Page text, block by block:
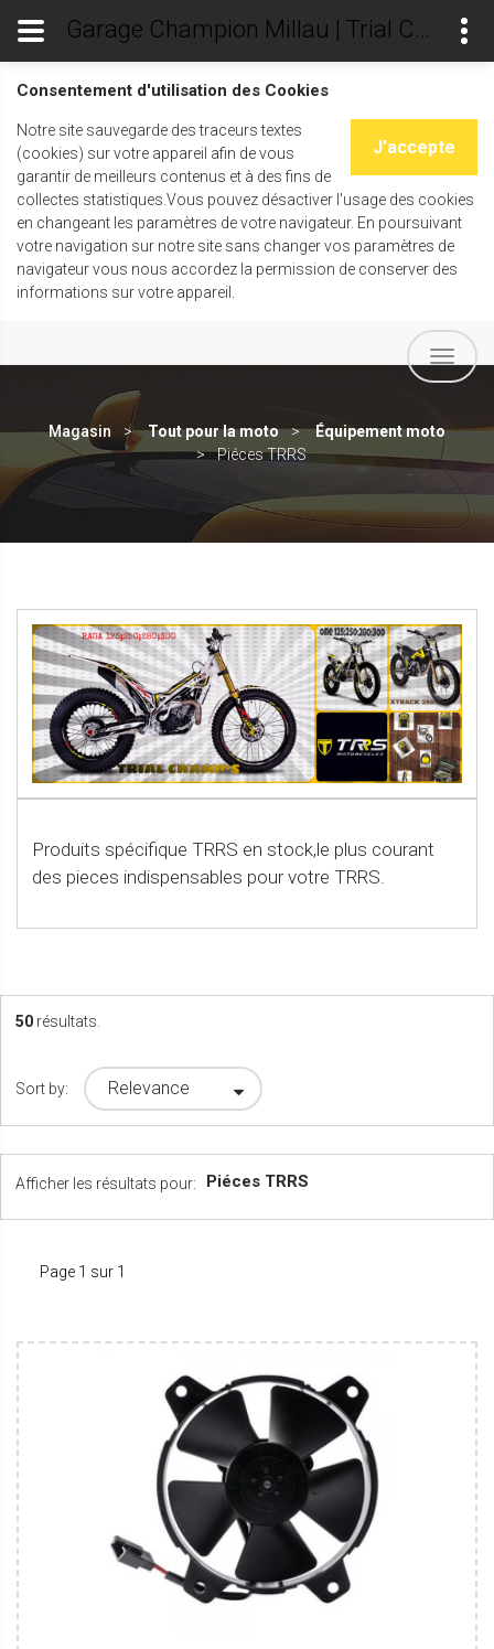
Consentement d'utilisation des Cookies
J'accepte
Notre site sauvegarde des traceurs textes
(cookies) sur votre appareil afin de vous
garantir de meilleurs contenus et à des fins de
collectes statistiques.Vous pouvez désactiver l'usage des cookies
en changeant les paramètres de votre navigateur. En poursuivant
votre navigation sur notre site sans changer vos paramètres de
navigateur vous nous accordez la permission de conserver des
informations sur votre appareil.
Garage Champion Millau | Trial Champ's
Magasin Tout pour la moto
Équipement moto
Piéces TRRS
Produits spécifique TRRS en stock,le plus courant
des pieces indispensables pour votre TRRS.
50 résultats.
Sort by: Relevance
Afficher les résultats pour: Piéces TRRS
Page 1 sur 1